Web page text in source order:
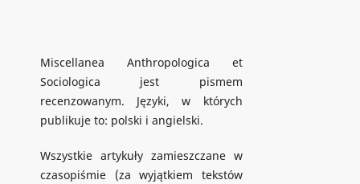
Miscellanea Anthropologica et
Sociologica jest pismem
recenzowanym. Języki, w których
publikuje to: polski i angielski.
Wszystkie artykuły zamieszczane w
czasopiśmie (za wyjątkiem tekstów